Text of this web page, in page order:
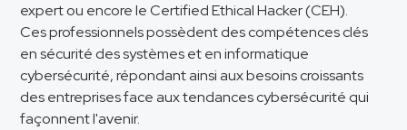
expert ou encore le Certified Ethical Hacker (CEH).
Ces professionnels possèdent des compétences clés
en sécurité des systèmes et en informatique
cybersécurité, répondant ainsi aux besoins croissants
des entreprises face aux tendances cybersécurité qui
façonnent l'avenir.